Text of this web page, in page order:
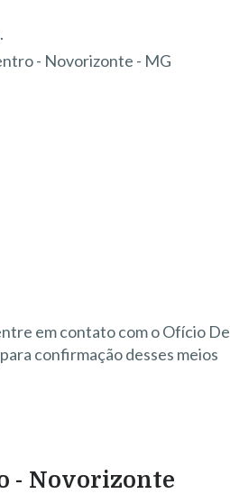
- Novorizonte - MG
em contato com o Ofício De
confirmação desses meios
- Novorizonte